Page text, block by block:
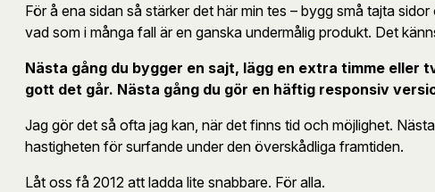
För å ena sidan så stärker det här min tes – bygg små tajta
vad som i många fall är en ganska undermålig produkt. Det
Nästa gång du bygger en sajt, lägg en extra timme eller
gott det går. Nästa gång du gör en häftig responsiv
Jag gör det så ofta jag kan, när det finns tid och möjlighet.
hastigheten för surfande under den överskådliga framtiden.
Låt oss få 2012 att ladda lite snabbare. För alla.